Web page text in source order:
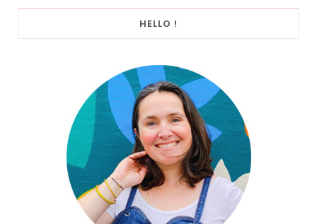
HELLO !